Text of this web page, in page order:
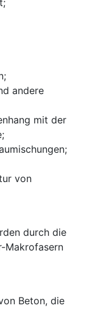
andere
mit der
von
durch die
Makrofasern
Beton, die